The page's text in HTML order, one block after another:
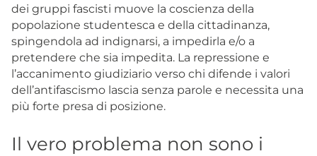
dei gruppi fascisti muove la coscienza della
popolazione studentesca e della cittadinanza,
spingendola ad indignarsi, a impedirla e/o a
pretendere che sia impedita. La repressione e
l’accanimento giudiziario verso chi difende i valori
dell’antifascismo lascia senza parole e necessita una
più forte presa di posizione.
Il vero problema non sono i